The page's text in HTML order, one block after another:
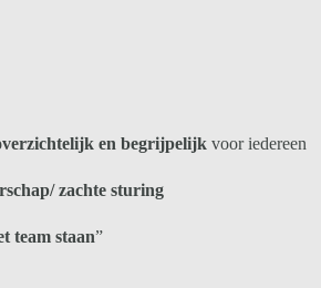
en begrijpelijk voor iedereen
zachte sturing
team staan”